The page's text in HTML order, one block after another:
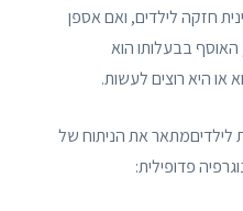
חזקה לילדים, ואם אספן
האוסף בבעלותו הוא
או היא רוצים לעשות.
לילדיםמתאר את הניתוח של
פדופילית: